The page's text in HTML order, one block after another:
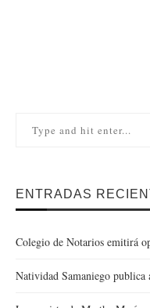
ENTRADAS
Colegio de Notarios emitirá
Natividad Samaniego publica